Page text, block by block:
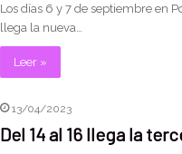
Los días 6 y 7 de septiembre en
llega la nueva…
Leer »
13/04/2023
Del 14 al 16 llega la